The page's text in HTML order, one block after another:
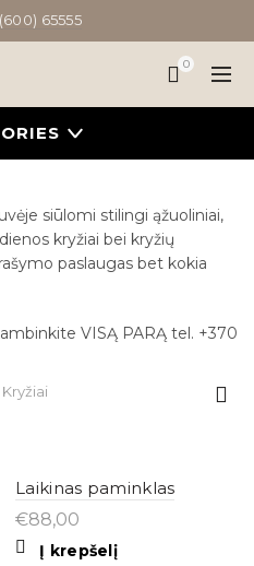
65555
0
siūlomi stilingi ąžuoliniai,
kryžiai bei kryžių
paslaugas bet kokia
VISĄ PARĄ tel. +370
Kryžiai
Laikinas paminklas
€88,00
Į krepšelį